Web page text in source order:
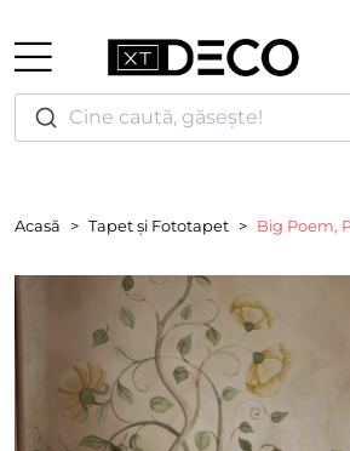
Cine caută, găsește!
Acasă Tapet și Fototapet Big Poem,